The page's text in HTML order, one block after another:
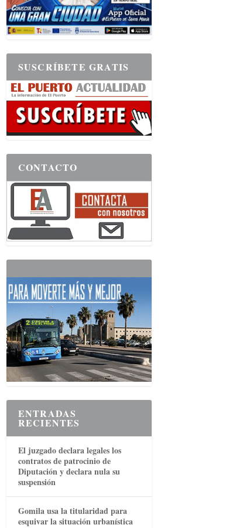
SUSCRÍBETE GRATIS
CONTACTO
ENTRADAS
RECIENTES
El juzgado declara legales los
contratos de patrocinio de
Diputación y declara nula su
suspensión
Gomila usa la titularidad para
esquivar la situación urbanística